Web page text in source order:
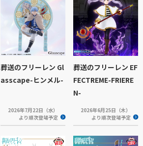
葬送のフリーレン Gl
asscape-ヒンメル-
2026年7月22日（水）
より順次登場予定
葬送のフリーレン EF
FECTREME-FRIERE
N-
2026年6月25日（木）
より順次登場予定